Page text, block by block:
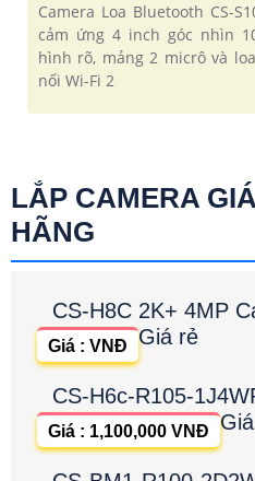
Camera Loa Bluetooth CS-
cảm ứng 4 inch góc nhìn
hình rõ, mảng 2 micrô và
nối Wi-Fi 2
LẮP CAMERA
HÃNG
CS-H8C 2K+ 4MP
Giá rẻ
Giá : VNĐ
CS-H6c-R105-
Giá : 1,100,000 VNĐ